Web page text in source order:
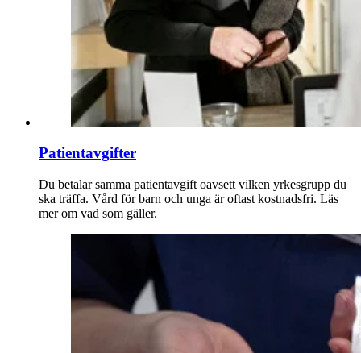
Patientavgifter
Du betalar samma patientavgift oavsett vilken yrkesgrupp du
ska träffa. Vård för barn och unga är oftast kostnadsfri. Läs
mer om vad som gäller.